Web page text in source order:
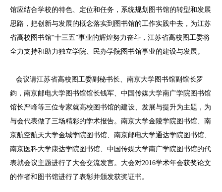
馆应结合学校的特色、定位和任务，系统规划图书馆的转型和发展
思路，把创新与发展的概念落实到图书馆的工作实践中去，为江苏
省高校图书馆“十三五”事业的辉煌努力奋斗，江苏省高校图工委将
全力支持和助力独立学院、民办学院图书馆事业的建设与发展。
会议请江苏省高校图工委副秘书长、南京大学图书馆副馆长罗
鈞，南京邮电大学图书馆馆长钱军、中国传媒大学南广学院图书馆
馆长严峰等三位专家就高校图书馆的建设、发展与提升为主题，为
与会代表做了三场精彩的学术报告。南京大学金陵学院图书馆、南
京航空航天大学金城学院图书馆、南京邮电大学通达学院图书馆、
南京医科大学康达学院图书馆、中国传媒大学南广学院图书馆的代
表就会议主题进行了大会交流发言。大会对2016学术年会获奖论文
的作者和图书馆进行了表彰并颁发获奖证书。